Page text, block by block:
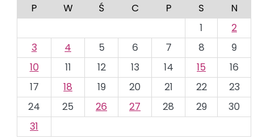
P W Ś C P S
N
1
2
3
4 5 6 7 8
9
10
11 12 13 14 15
16
17
18 19 20 21 22
23
24
25 26 27 28 29
30
31